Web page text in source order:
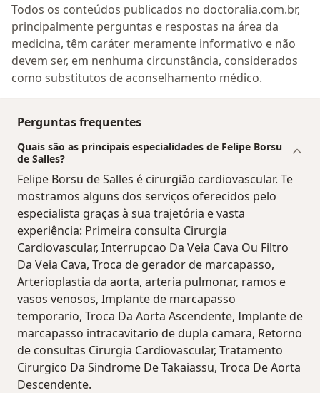
Todos os conteúdos publicados no doctoralia.com.br,
principalmente perguntas e respostas na área da
medicina, têm caráter meramente informativo e não
devem ser, em nenhuma circunstância, considerados
como substitutos de aconselhamento médico.
Perguntas frequentes
Quais são as principais especialidades de Felipe Borsu
de Salles?
Felipe Borsu de Salles é cirurgião cardiovascular. Te
mostramos alguns dos serviços oferecidos pelo
especialista graças à sua trajetória e vasta
experiência: Primeira consulta Cirurgia
Cardiovascular, Interrupcao Da Veia Cava Ou Filtro
Da Veia Cava, Troca de gerador de marcapasso,
Arterioplastia da aorta, arteria pulmonar, ramos e
vasos venosos, Implante de marcapasso
temporario, Troca Da Aorta Ascendente, Implante de
marcapasso intracavitario de dupla camara, Retorno
de consultas Cirurgia Cardiovascular, Tratamento
Cirurgico Da Sindrome De Takaiassu, Troca De Aorta
Descendente.